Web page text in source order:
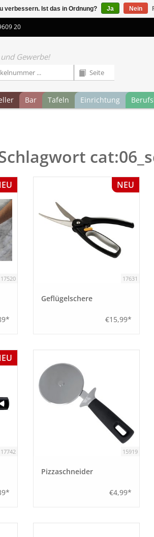
20
Gewerbe!
Bar Tafeln Einrichtung
17520
NEU
17631
Geflügelschere
€15,99*
17742 15919
Pizzaschneider
€4,99*
verbessern. Ist das in Ordnung? Ja Nein